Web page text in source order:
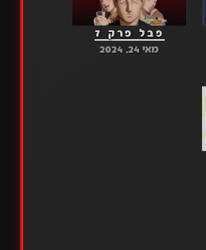
פבל פרק 7
מאי 24, 2024